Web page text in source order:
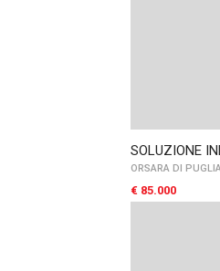
SOLUZIONE
ORSARA DI
€ 85.000